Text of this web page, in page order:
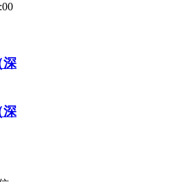
深
深